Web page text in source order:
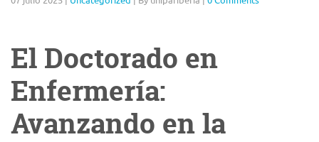
El Doctorado en
Enfermería:
Avanzando en la